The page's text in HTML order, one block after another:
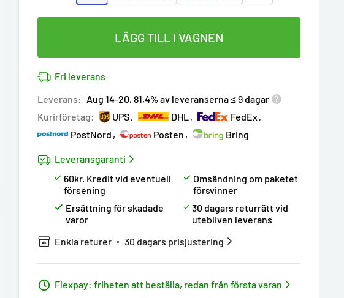
LÄGG TILL I VAGNEN
Fri leverans
Leverans: Aug 14-20, 81,4% av leveranserna ≤ 9 dagar
Kurirföretag:
UPS DHL
FedEx
PostNord
Posten Bring
Leveransgaranti
60kr. Kredit vid eventuell
försening
Omsändning om paketet
försvinner
Ersättning för skadade
varor
30 dagars returrätt vid
utebliven leverans
Enkla returer
30 dagars prisjustering
Flexpay: friheten att beställa, redan från första varan